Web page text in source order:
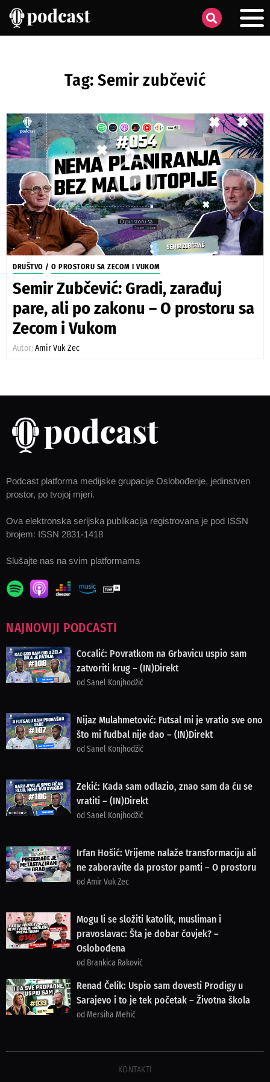
Tag: Semir zubčević
DRUŠTVO / O PROSTORU SA ZECOM I VUKOM
Semir Zubčević: Gradi, zarađuj
pare, ali po zakonu – O prostoru sa
Zecom i Vukom
Autor: Amir Vuk Zec
Podcast platforma medijske grupacije Oslobođenje, jedinstven
prostor, po tvojoj mjeri.
Ova elektronska serijska publikacija registrovana je pod ISSN
brojem: ISSN 2831-1418
Slušajte nas na svim platformama
NAJNOVIJI PODCASTI
Cocalić: Povratkom na Grbavicu uspio sam
zatvoriti krug – (IN)Direkt
od Sanel Konjhodžić
Nijaz Mulahmetović: Futsal mi je vratio sve ono
što mi fudbal nije dao – (IN)Direkt
od Sanel Konjhodžić
Zekić: Kada sam odlazio, znao sam da ću se
vratiti – (IN)Direkt
od Sanel Konjhodžić
Irfan Hošić: Vrijeme nalaže transformaciju ali
ne zaboravite da prostor pamti – O prostoru
od Amir Vuk Zec
Mogu li se složiti katolik, musliman i
pravoslavac: Šta je dobar čovjek? –
Oslobođena
od Brankica Raković
Renad Čelik: Uspio sam dovesti Prodigy u
Sarajevo i to je tek početak – Životna škola
od Mersiha Mehić
KONTAKTI